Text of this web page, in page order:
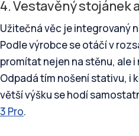
4. Vestavěný stojánek
Užitečná věc je integrovaný
Podle výrobce se otáčí v
promítat nejen na stěnu, ale i
Odpadá tím nošení stativu, i
větší výšku se hodí
3 Pro.